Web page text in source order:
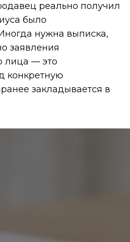
реально получил
было
нужна выписка,
заявления
лица — это
конкретную
закладывается в